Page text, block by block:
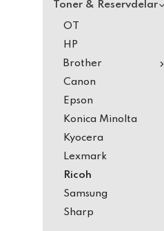
Toner & Reservdelar
OT
HP
Brother
Canon
Epson
Konica Minolta
Kyocera
Lexmark
Ricoh
Samsung
Sharp